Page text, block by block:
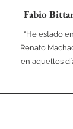
Fabio Bittar
“He estado
Renato
en aquellos